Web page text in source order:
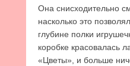
Она снисходительно
насколько это
глубине полки
коробке красовалась
«Цветы», и больше